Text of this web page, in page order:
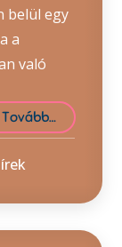
belül egy
a
való
Tovább…